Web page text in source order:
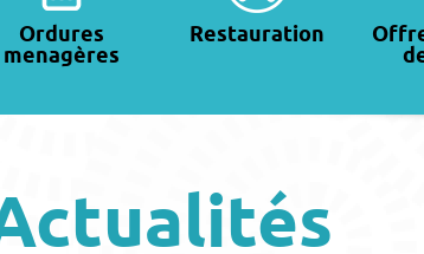
Ordures
menagères
Restauration